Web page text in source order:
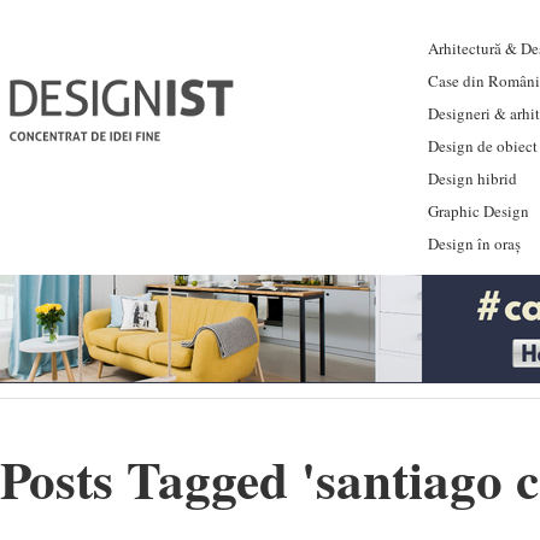
Arhitectură &
Case din
Designeri &
Design de obiect
Design hibrid
Graphic Design
Design în oraș
Posts Tagged 'santiago